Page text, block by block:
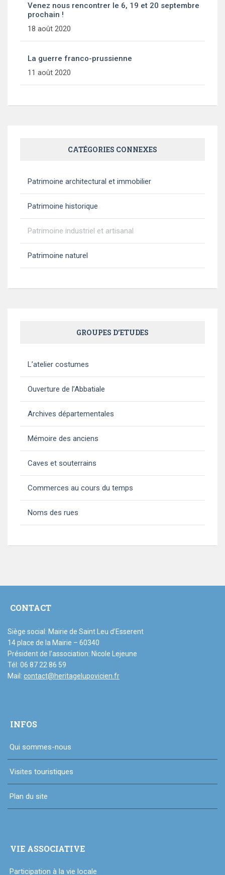
Venez nous rencontrer le 6, 19 et 20 septembre
prochain !
18 août 2020
La guerre franco-prussienne
11 août 2020
CATÉGORIES CONNEXES
Patrimoine architectural et immobilier
Patrimoine historique
Patrimoine industriel et artisanal
Patrimoine naturel
GROUPES D’ETUDES
L’atelier costumes
Ouverture de l’Abbatiale
Archives départementales
Mémoire des anciens
Caves et souterrains
Commerces au cours du temps
Noms des rues
CONTACT
Siège social: Mairie de Saint Leu d’Esserent
14 place de la Mairie – 60340
Président de l’association: Nicole Lejeune
Tél: 06 87 22 86 59
Mail: contact@heritagelupovicien.fr
INFOS
Qui sommes-nous
Visites touristiques
Plan du site
VIE ASSOCIATIVE
Participation à la vie locale